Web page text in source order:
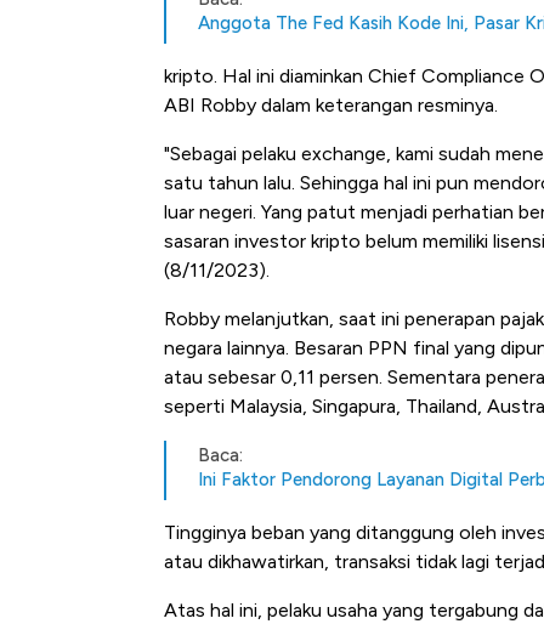
Anggota The Fed Kasih Kode Ini, Pasar
kripto. Hal ini diaminkan Chief Compliance
ABI Robby dalam keterangan resminya.
"Sebagai pelaku exchange, kami sudah
satu tahun lalu. Sehingga hal ini pun
luar negeri. Yang patut menjadi perhatian
sasaran investor kripto belum memiliki
(8/11/2023).
Robby melanjutkan, saat ini penerapan
negara lainnya. Besaran PPN final yang
atau sebesar 0,11 persen. Sementara
seperti Malaysia, Singapura, Thailand,
Baca:
Ini Faktor Pendorong Layanan Digital
Tingginya beban yang ditanggung oleh
atau dikhawatirkan, transaksi tidak lagi
Atas hal ini, pelaku usaha yang tergabung
Harga Emas Mengamuk 4%
Jam, ke Level Tertinggi 50